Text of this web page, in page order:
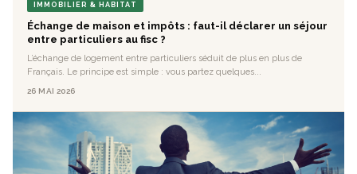
IMMOBILIER & HABITAT
Échange de maison et impôts : faut-il déclarer un séjour
entre particuliers au fisc ?
L’échange de logement entre particuliers séduit de plus en plus de
Français. Le principe est simple : vous partez quelques...
26 MAI 2026